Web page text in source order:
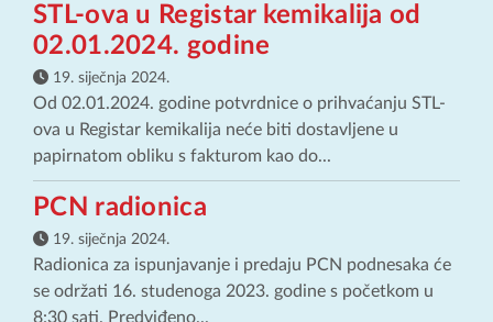
STL-ova u Registar kemikalija od
02.01.2024. godine
19. siječnja 2024.
Od 02.01.2024. godine potvrdnice o prihvaćanju STL-
ova u Registar kemikalija neće biti dostavljene u
papirnatom obliku s fakturom kao do...
PCN radionica
19. siječnja 2024.
Radionica za ispunjavanje i predaju PCN podnesaka će
se održati 16. studenoga 2023. godine s početkom u
8:30 sati. Predviđeno...